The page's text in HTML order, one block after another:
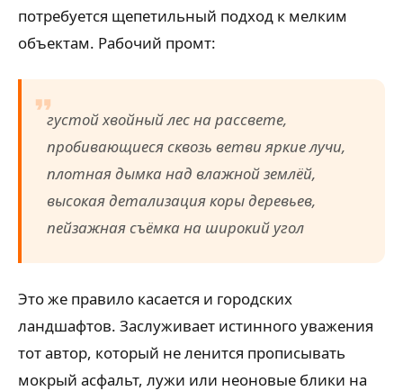
потребуется щепетильный подход к мелким
объектам. Рабочий промт:
густой хвойный лес на рассвете,
пробивающиеся сквозь ветви яркие лучи,
плотная дымка над влажной землёй,
высокая детализация коры деревьев,
пейзажная съёмка на широкий угол
Это же правило касается и городских
ландшафтов. Заслуживает истинного уважения
тот автор, который не ленится прописывать
мокрый асфальт, лужи или неоновые блики на